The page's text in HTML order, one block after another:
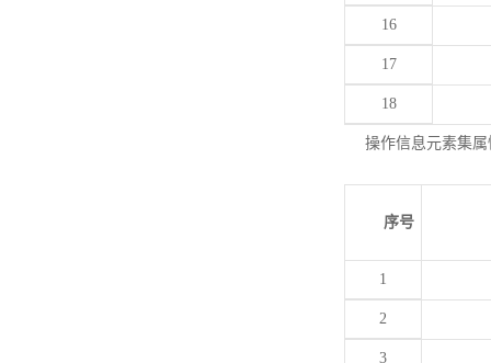
16
17
18
操作信息元素集
序号
1
2
3